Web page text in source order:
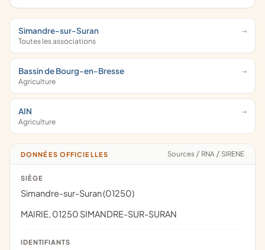
Simandre-sur-Suran
Toutes les associations
Bassin de Bourg-en-Bresse
Agriculture
AIN
Agriculture
DONNÉES OFFICIELLES Sources / RNA / SIRENE
SIÈGE
Simandre-sur-Suran (01250)
MAIRIE, 01250 SIMANDRE-SUR-SURAN
IDENTIFIANTS